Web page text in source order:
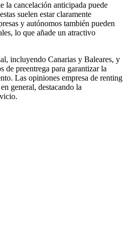
la cancelación anticipada puede
suelen estar claramente
y autónomos también pueden
lo que añade un atractivo
incluyendo Canarias y Baleares, y
de preentrega para garantizar la
Las opiniones empresa de renting
general, destacando la